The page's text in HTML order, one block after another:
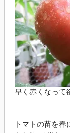
早く赤くなって
トマトの苗を